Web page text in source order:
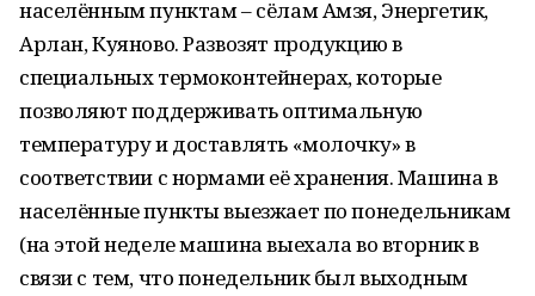
населённым пунктам – сёлам Амзя, Энергетик,
Арлан, Куяново. Развозят продукцию в
специальных термоконтейнерах, которые
позволяют поддерживать оптимальную
температуру и доставлять «молочку» в
соответствии с нормами её хранения. Машина в
населённые пункты выезжает по понедельникам
(на этой неделе машина выехала во вторник в
связи с тем, что понедельник был выходным